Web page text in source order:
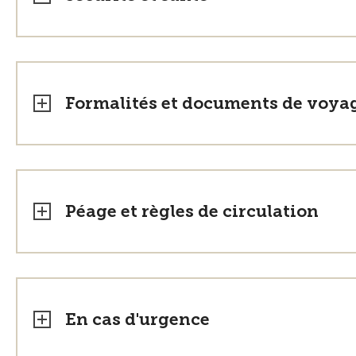
Formalités et documents de
Péage et règles de circulation
En cas d'urgence